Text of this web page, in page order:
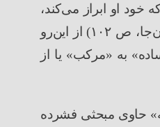
خود او ابراز میکند،
جا، ص۱۰۲) از اینرو
» به «مرکب» یا از
» حاوی مبحثی فشرده